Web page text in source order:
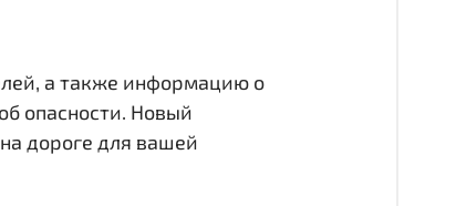
а также информацию о
опасности. Новый
дороге для вашей